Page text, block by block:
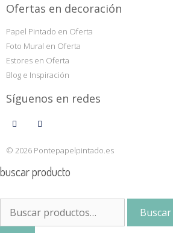
Ofertas en decoración
Papel Pintado en Oferta
Foto Mural en Oferta
Estores en Oferta
Blog e Inspiración
Síguenos en redes
© 2026 Pontepapelpintado.es
buscar producto
Buscar